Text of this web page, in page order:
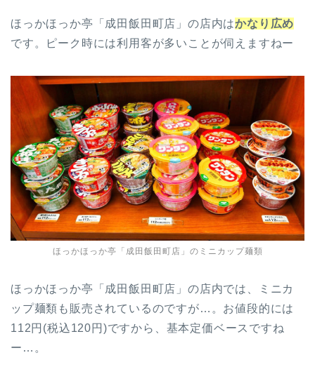
ほっかほっか亭「成田飯田町店」の店内はかなり広め
です。ピーク時には利用客が多いことが伺えますねー
ほっかほっか亭「成田飯田町店」のミニカップ麺類
ほっかほっか亭「成田飯田町店」の店内では、ミニカ
ップ麺類も販売されているのですが…。お値段的には
112円(税込120円)ですから、基本定価ベースですね
ー…。